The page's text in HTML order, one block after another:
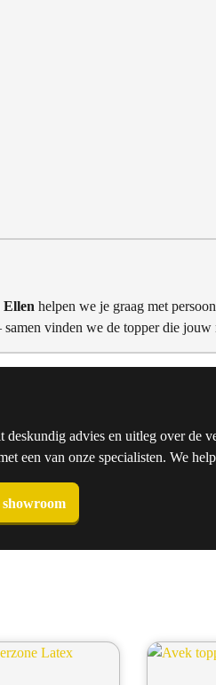
Ellen helpen we je graag met
vinden we de topper die jouw
advies en uitleg over de
een van onze specialisten. We
showroom